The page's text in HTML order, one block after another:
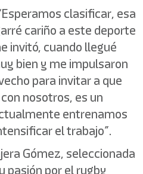
clasificar, esa
cariño a este deporte
invitó, cuando llegué
bien y me impulsaron
para invitar a que
nosotros, es un
entrenamos
el trabajo”.
Gómez, seleccionada
pasión por el rugby